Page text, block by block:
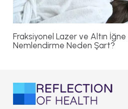
Fraksiyonel Lazer ve Altın İğne
Nemlendirme Neden Şart?